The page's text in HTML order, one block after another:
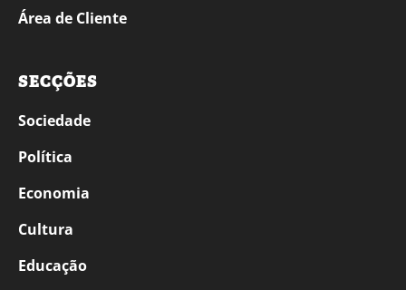
Área de Cliente
SECÇÕES
Sociedade
Política
Economia
Cultura
Educação